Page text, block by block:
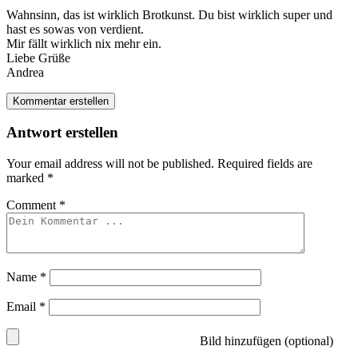
Wahnsinn, das ist wirklich Brotkunst. Du bist wirklich super und
hast es sowas von verdient.
Mir fällt wirklich nix mehr ein.
Liebe Grüße
Andrea
Kommentar erstellen
Antwort erstellen
Your email address will not be published. Required fields are
marked *
Comment *
Name *
Email *
Bild hinzufügen (optional)